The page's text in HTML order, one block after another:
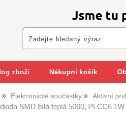
zboží Nákupní košík
Elektronické součástky Aktivní
dioda SMD bílá teplá 5060, PLCC6 1W